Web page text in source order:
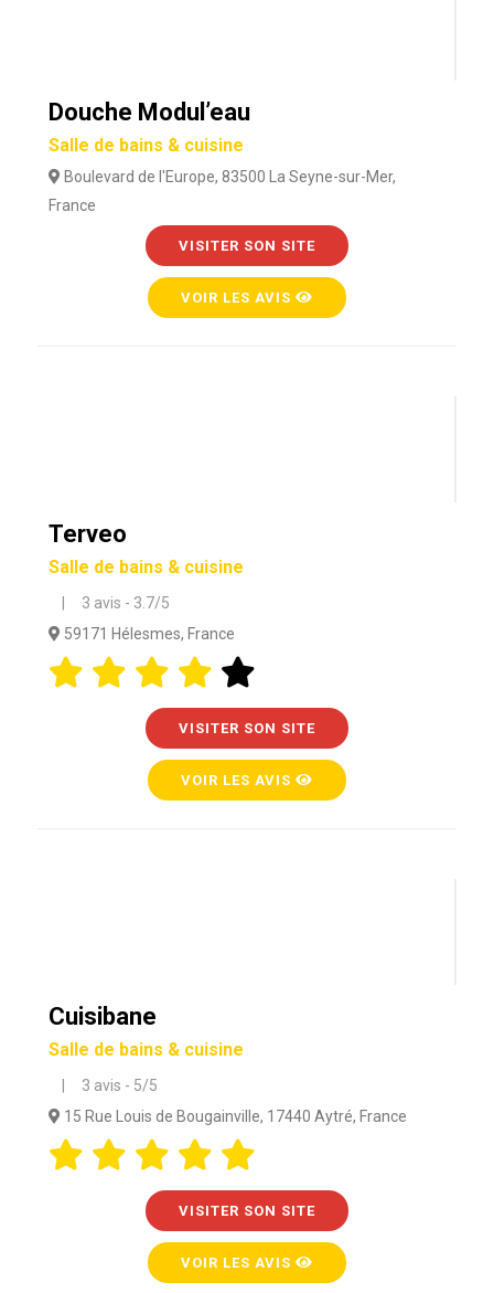
Douche Modul’eau
Salle de bains & cuisine
Boulevard de l'Europe, 83500 La Seyne-sur-Mer,
France
VISITER SON SITE
VOIR LES AVIS
Terveo
Salle de bains & cuisine
| 3 avis - 3.7/5
59171 Hélesmes, France
VISITER SON SITE
VOIR LES AVIS
Cuisibane
Salle de bains & cuisine
| 3 avis - 5/5
15 Rue Louis de Bougainville, 17440 Aytré, France
VISITER SON SITE
VOIR LES AVIS